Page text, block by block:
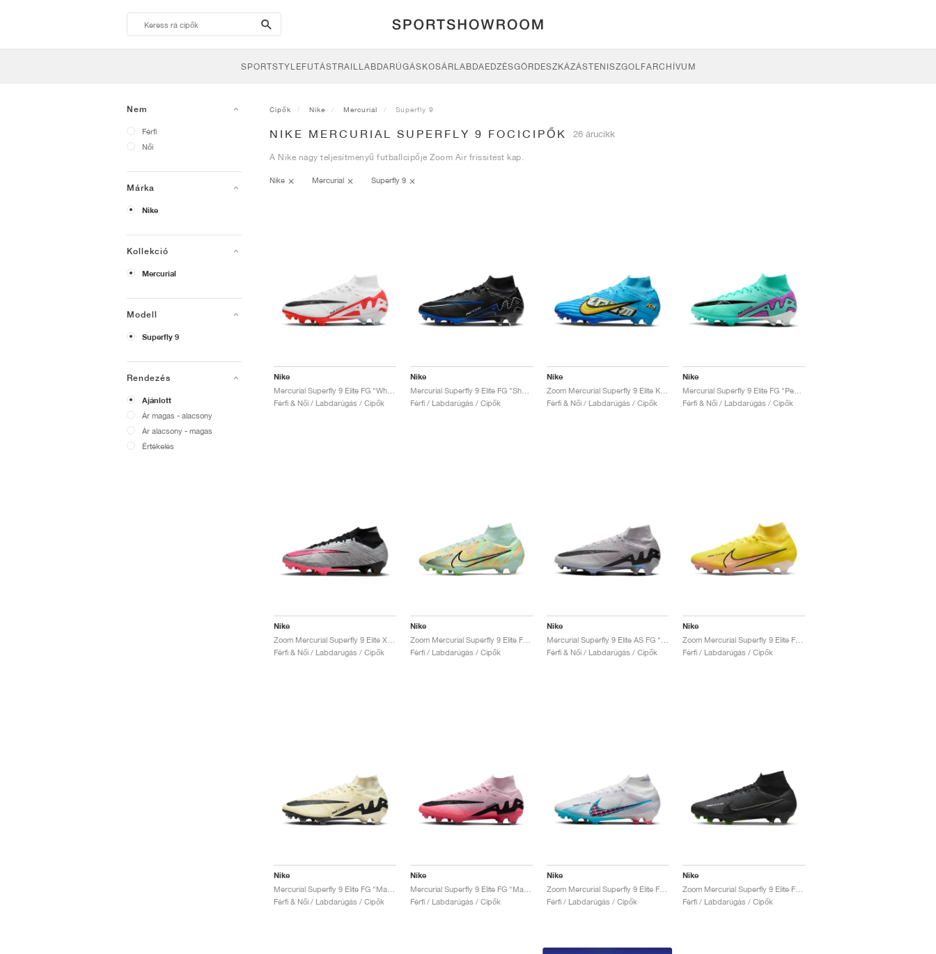
search-
btn
SPORTSTYLEFUTÁSTRAILLABDARÚGÁSKOSÁRLABDAEDZÉSGÖRDESZKÁZÁSTENISZGOLFARCHÍVUM
Nem
Férfi
Női
Márka
Nike
Kollekció
Mercurial
Modell
Superfly 9
Rendezés
Ajánlott
Ár magas - alacsony
Ár alacsony - magas
Értékelés
Cipők Nike Mercurial Superfly 9
NIKE MERCURIAL SUPERFLY 9 FOCICIPŐK 26 árucikk
A Nike nagy teljesítményű futballcipője Zoom Air frissítést kap.
Nike Mercurial Superfly 9
Nike
Férfi & Női / Labdarúgás / Cipők
Nike
Mercurial Superfly 9 Elite FG "Shadow Pack"
Férfi / Labdarúgás / Cipők
Nike
Zoom Mercurial Superfly 9 Elite KM FG "Baltic Blue"
Férfi & Női / Labdarúgás / Cipők
Nike
Férfi & Női / Labdarúgás / Cipők
Nike
Férfi & Női / Labdarúgás / Cipők
Nike
Zoom Mercurial Superfly 9 Elite FG "Bonded Pack"
Férfi / Labdarúgás / Cipők
Nike
Férfi & Női / Labdarúgás / Cipők
Nike
Férfi / Labdarúgás / Cipők
Nike
Férfi & Női / Labdarúgás / Cipők
Nike
Férfi / Labdarúgás / Cipők
Nike
Zoom Mercurial Superfly 9 Elite FG "Blast Pack"
Férfi / Labdarúgás / Cipők
Nike
Férfi / Labdarúgás / Cipők